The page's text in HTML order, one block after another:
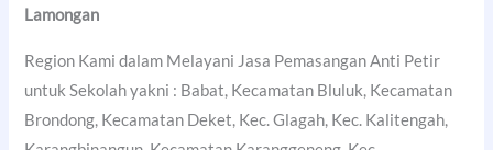
Lamongan
Region Kami dalam Melayani Jasa Pemasangan Anti Petir
untuk Sekolah yakni : Babat, Kecamatan Bluluk, Kecamatan
Brondong, Kecamatan Deket, Kec. Glagah, Kec. Kalitengah,